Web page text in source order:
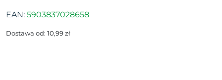
EAN: 5903837028658
Dostawa od: 10,99 zł